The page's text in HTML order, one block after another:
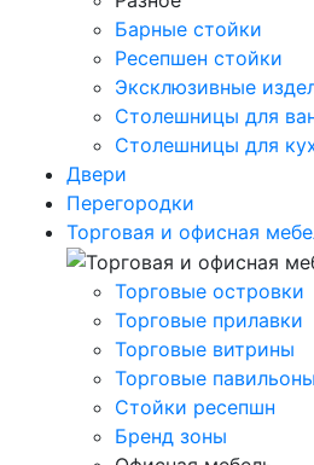
Барные стойки
Ресепшен стойки
Эксклюзивные
Столешницы для
Столешницы для
Двери
Перегородки
Торговая и офисная
Торговые островки
Торговые прилавки
Торговые витрины
Торговые павильоны
Стойки ресепшн
Бренд зоны